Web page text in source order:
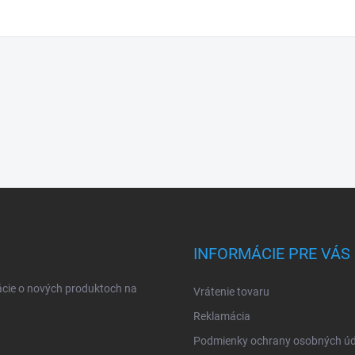
o nových produktoch na
INFORMÁCIE PRE VÁS
Vrátenie tovaru
Reklamácia
Podmienky ochrany osobných